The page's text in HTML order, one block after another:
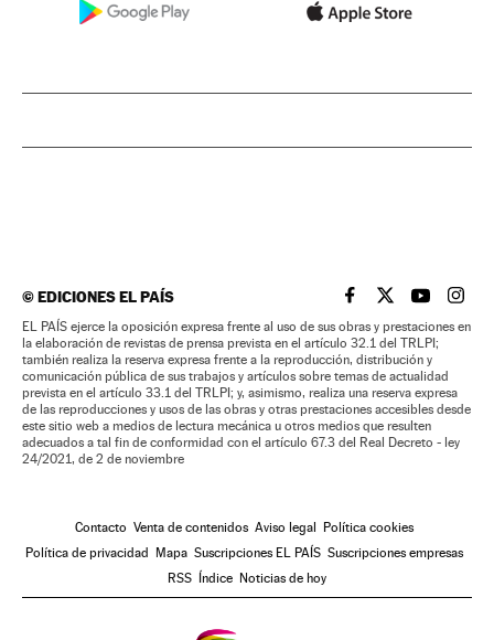
©EDICIONES EL PAÍS EL PAÍS BRASIL EN
EL PAÍSEL PAÍS
EL
EL PAÍS ejerce la oposición expresa frente al uso de sus obras y prestaciones en
la elaboración de revistas de prensa prevista en el artículo 32.1 del TRLPI;
también realiza la reserva expresa frente a la reproducción, distribución y
comunicación pública de sus trabajos y artículos sobre temas de actualidad
prevista en el artículo 33.1 del TRLPI; y, asimismo, realiza una reserva expresa
de las reproducciones y usos de las obras y otras prestaciones accesibles desde
este sitio web a medios de lectura mecánica u otros medios que resulten
adecuados a tal fin de conformidad con el artículo 67.3 del Real Decreto - ley
24/2021, de 2 de noviembre
Contacto Venta de contenidos Aviso legal
Política cookies
Política de privacidad
Mapa Suscripciones EL PAÍS Suscripciones empresas
RSS
Índice Noticias de hoy